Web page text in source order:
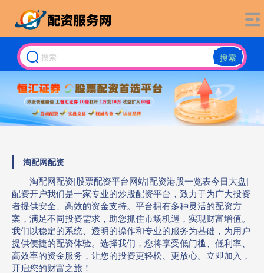
搜索
淘配网配资
淘配网配资|股票配资平台网站|配资港股一览表今日大盘|
配资开户我们是一家专业的炒股配资平台，致力于为广大投资
者提供安全、高效的资金支持。平台拥有多种灵活的配资方
案，满足不同投资需求，助您抓住市场机遇，实现财富增值。
我们以稳定的系统、透明的操作和专业的服务为基础，为用户
提供便捷的配资体验。选择我们，您将享受低门槛、低利率、
高效率的资金服务，让您的投资更轻松、更放心。立即加入，
开启您的财富之旅！